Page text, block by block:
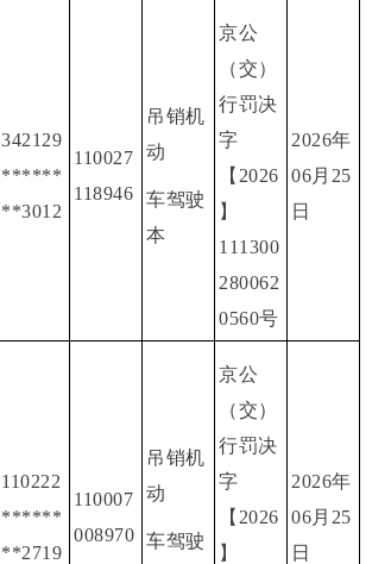
342129
******
**3012
110027
118946
吊销机
动
车驾驶
本
京公
（交）
行罚决
字
【2026
】
111300
280062
0560号
2026年
06月25
日
110222
******
**2719
110007
008970
吊销机
动
车驾驶
京公
（交）
行罚决
字
【2026
】
2026年
06月25
日